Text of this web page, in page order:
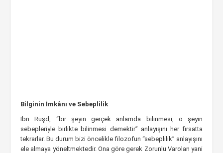
Bilginin İmkânı ve Sebeplilik
İbn Rüşd, “bir şeyin gerçek anlamda bilinmesi, o şeyin
sebepleriyle birlikte bilinmesi demektir” anlayışını her fırsatta
tekrarlar. Bu durum bizi öncelikle filozofun “sebeplilik” anlayışını
ele almaya yöneltmektedir. Ona göre gerek Zorunlu Varolan yani